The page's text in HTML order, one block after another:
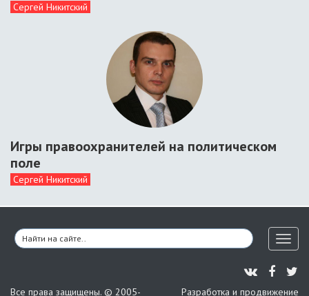
Сергей Никитский
Игры правоохранителей на политическом
поле
Сергей Никитский
Все права защищены. © 2005- Разработка и продвижение